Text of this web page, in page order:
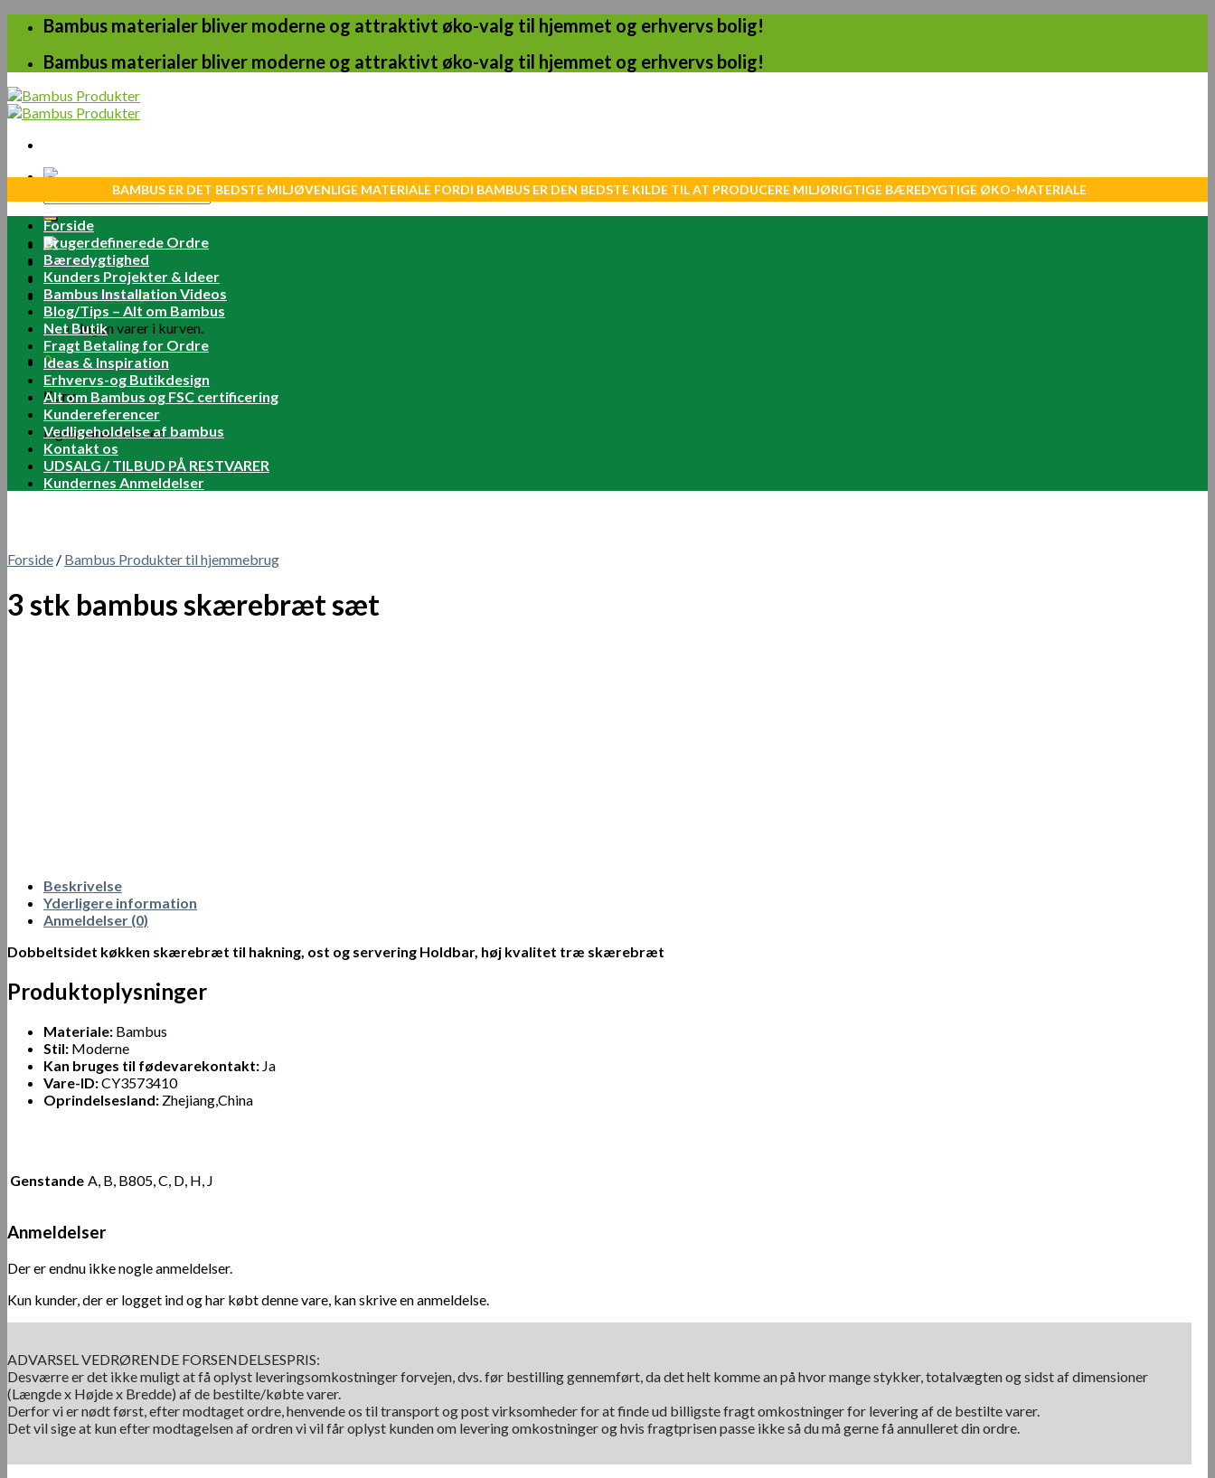
Skip
content
Bambus materialer bliver moderne og attraktivt øko-valg til hjemmet og erhvervs bolig!
Bambus materialer bliver moderne og attraktivt øko-valg til hjemmet og erhvervs bolig!
efter:
Log ind
Kurv /0.00kr.0
Ingen varer i kurven.
0
Kurv
Ingen varer i kurven.
BAMBUS ER DET BEDSTE MILJØVENLIGE MATERIALE FORDI BAMBUS ER DEN BEDSTE KILDE TIL AT PRODUCERE MILJØRIGTIGE BÆREDYGTIGE ØKO-MATERIALE
Forside
Brugerdefinerede Ordre
Bæredygtighed
Kunders Projekter & Ideer
Bambus Installation Videos
Blog/Tips – Alt om Bambus
Net Butik
Fragt Betaling for Ordre
Ideas & Inspiration
Erhvervs-og Butikdesign
Alt om Bambus og FSC certificering
Kundereferencer
Vedligeholdelse af bambus
Kontakt os
UDSALG / TILBUD PÅ RESTVARER
Kundernes Anmeldelser
Forside / Bambus Produkter til hjemmebrug
3 stk bambus skærebræt sæt
Beskrivelse
Yderligere information
Anmeldelser (0)
Dobbeltsidet køkken skærebræt til hakning, ost og servering Holdbar, høj kvalitet træ skærebræt
Produktoplysninger
Materiale: Bambus
Stil: Moderne
Kan bruges til fødevarekontakt: Ja
Vare-ID:CY3573410
Oprindelsesland: Zhejiang,China
Genstande A, B, B805, C, D, H, J
Anmeldelser
Der er endnu ikke nogle anmeldelser.
Kun kunder, der er logget ind og har købt denne vare, kan skrive en anmeldelse.
ADVARSEL VEDRØRENDE FORSENDELSESPRIS:
Desværre er det ikke muligt at få oplyst leveringsomkostninger forvejen, dvs. før bestilling gennemført, da det helt komme an på hvor mange stykker, totalvægten og sidst af dimensioner
(Længde x Højde x Bredde) af de bestilte/købte varer.
Derfor vi er nødt først, efter modtaget ordre, henvende os til transport og post virksomheder for at finde ud billigste fragt omkostninger for levering af de bestilte varer.
Det vil sige at kun efter modtagelsen af ordren vi vil får oplyst kunden om levering omkostninger og hvis fragtprisen passe ikke så du må gerne få annulleret din ordre.